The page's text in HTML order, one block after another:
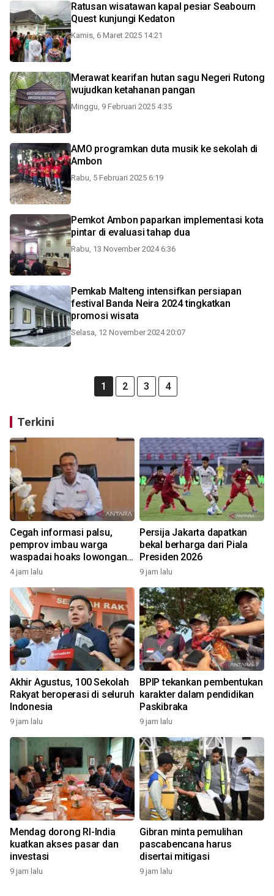
Ratusan wisatawan kapal pesiar Seabourn
Quest kunjungi Kedaton
Kamis, 6 Maret 2025 14:21
Merawat kearifan hutan sagu Negeri Rutong
wujudkan ketahanan pangan
Minggu, 9 Februari 2025 4:35
AMO programkan duta musik ke sekolah di
Ambon
Rabu, 5 Februari 2025 6:19
Pemkot Ambon paparkan implementasi kota
pintar di evaluasi tahap dua
Rabu, 13 November 2024 6:36
Pemkab Malteng intensifkan persiapan
festival Banda Neira 2024 tingkatkan
promosi wisata
Selasa, 12 November 2024 20:07
1 2 3 4
Terkini
Cegah informasi palsu,
pemprov imbau warga
waspadai hoaks lowongan
kerja Blok Masela
4 jam lalu
Persija Jakarta dapatkan
bekal berharga dari Piala
Presiden 2026
9 jam lalu
Akhir Agustus, 100 Sekolah
Rakyat beroperasi di seluruh
Indonesia
9 jam lalu
BPIP tekankan pembentukan
karakter dalam pendidikan
Paskibraka
9 jam lalu
Mendag dorong RI-India
kuatkan akses pasar dan
investasi
9 jam lalu
Gibran minta pemulihan
pascabencana harus
disertai mitigasi
9 jam lalu